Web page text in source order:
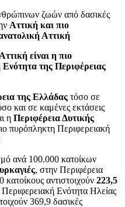
ζωών από δασικές
Αττική και πιο
Αττική
είναι η πιο
της Περιφέρειας
της Ελλάδας τόσο σε
και σε καμένες εκτάσεις
η Περιφέρεια Δυτικής
πυρόπληκτη Περιφερειακή
ανά 100.000 κατοίκων
, στην Περιφέρεια
αντιστοιχούν 223,5
Ενότητα Ηλείας
369,9 δασικές